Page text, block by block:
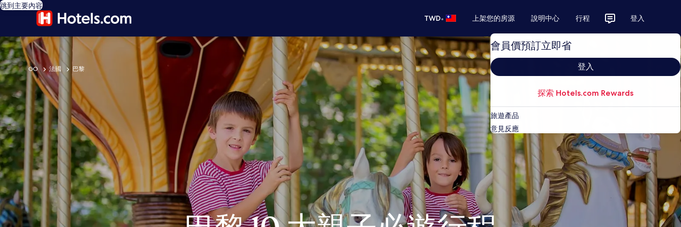
跳到主要內容
TWD• 上架您的房源 說明中心 行程 登入
會員價預訂立即省
登入
探索 Hotels.com Rewards
旅遊產品
意見反應
GO 法國 巴黎